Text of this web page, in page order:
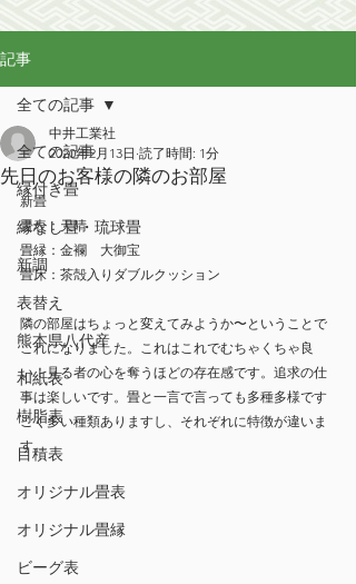
記事
全ての記事
縁付き畳
縁なし畳・琉球畳
新調
表替え
熊本県八代産
和紙表
樹脂表
目積表
オリジナル畳表
オリジナル畳縁
ビーグ表
全ての記事
先日のお客様の隣のお部屋
中井工業社
2020年2月13日 読了時間: 1分
新畳
畳表：天晴
畳縁：金襴　大御宝
畳床：茶殻入りダブルクッション
隣の部屋はちょっと変えてみようか〜ということで
これになりました。これはこれでむちゃくちゃ良
い！見る者の心を奪うほどの存在感です。追求の仕
事は楽しいです。畳と一言で言っても多種多様です
ごく多い種類ありますし、それぞれに特徴が違いま
す。